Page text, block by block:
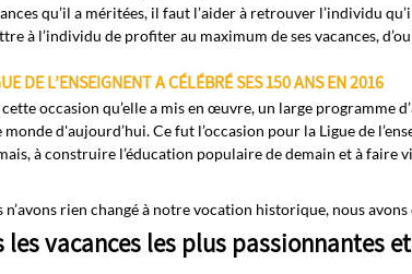
qu’il a méritées, il faut l’aider à retrouver l’individu
à l’individu de profiter au maximum de ses vacances,
DE L’ENSEIGNENTA CÉLÉBRÉSES 150 ANS EN 2016
cette occasion qu’elle a mis en œuvre, un large
monde d'aujourd’hui. Ce fut l’occasion pour la Ligue de
à construire l’éducation populaire de demain et à faire
n’avons rien changé à notre vocation historique, nous
les vacances les plus passionnantes